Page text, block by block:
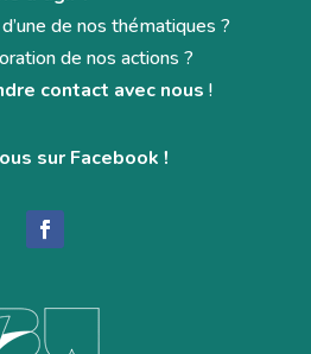
de nos thématiques ?
de nos actions ?
contact avec nous !
sur Facebook !